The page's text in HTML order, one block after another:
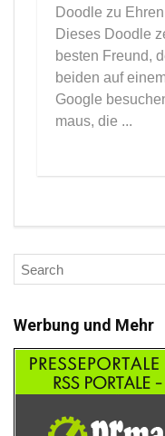
Doodle zu
Dieses Doodle
besten Freund,
beiden auf
Google
maus, die ...
Werbung und Mehr